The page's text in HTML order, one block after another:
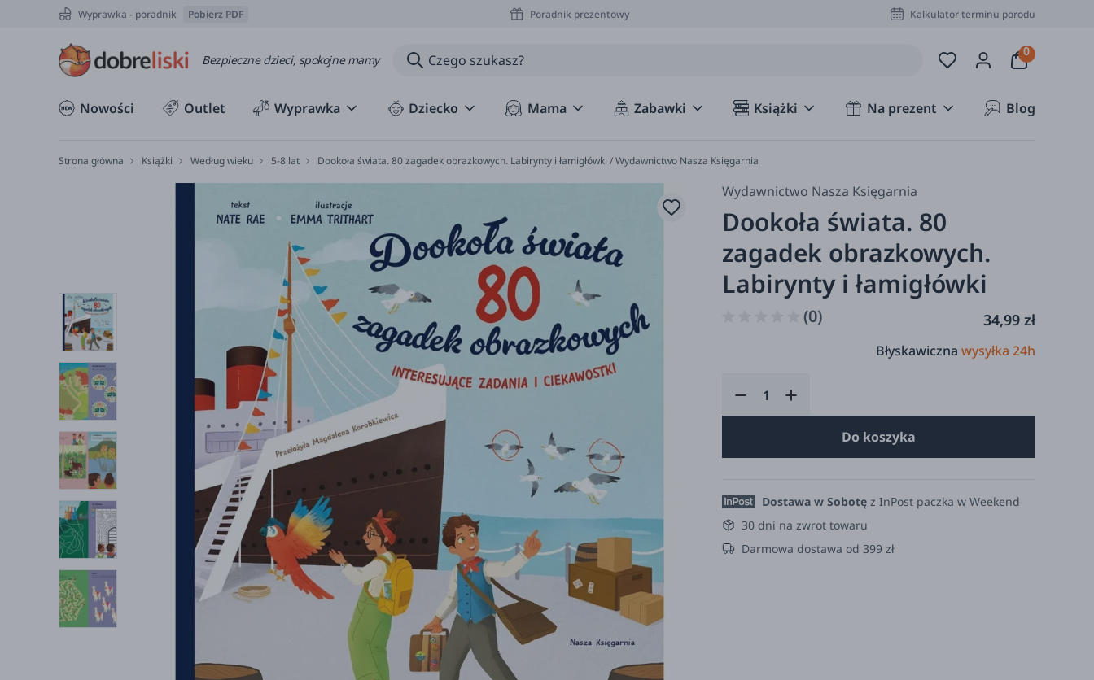
Wyprawka - poradnik Pobierz PDF Poradnik prezentowy Kalkulator terminu porodu
Bezpieczne dzieci, spokojne mamy
Nowości Outlet Wyprawka Dziecko Mama Zabawki Książki Na prezent Blog
Strona główna Książki Według wieku 5-8 lat Dookoła świata. 80 zagadek obrazkowych. Labirynty i łamigłówki / Wydawnictwo Nasza Księgarnia
Wydawnictwo Nasza Księgarnia
Dookoła świata. 80
zagadek obrazkowych.
Labirynty i łamigłówki
(0) 34,99 zł
Błyskawiczna wysyłka 24h
Do koszyka
Dostawa w Sobotę z InPost paczka w Weekend
30 dni na zwrot towaru
Darmowa dostawa od 399 zł